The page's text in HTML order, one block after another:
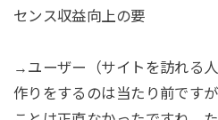
センス収益向上の要
→ユーザー（サイトを訪れる
作りをするのは当たり前です